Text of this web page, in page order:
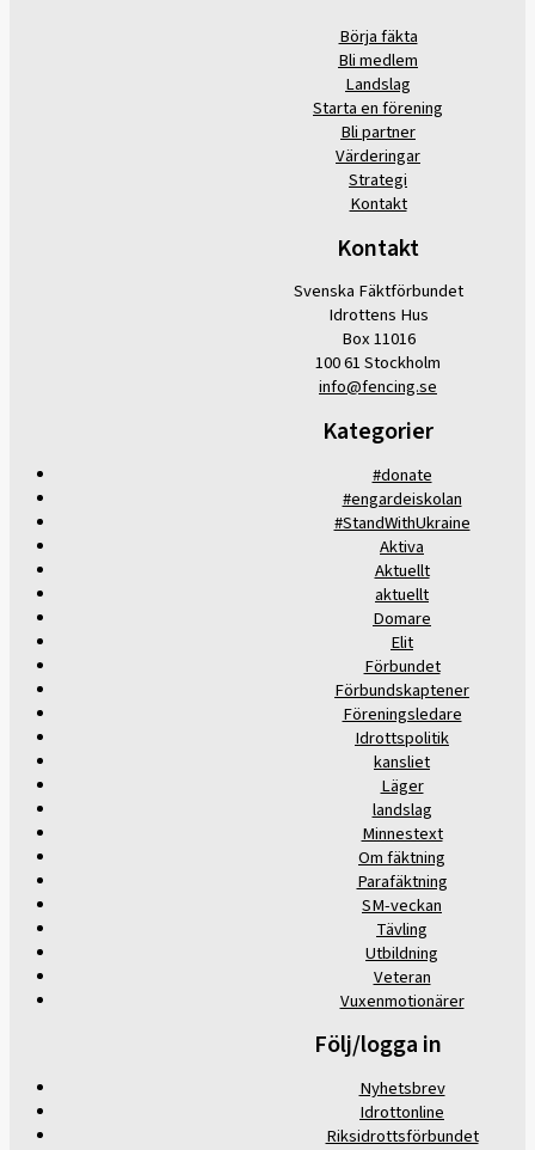
Börja fäkta
Bli medlem
Landslag
Starta en förening
Bli partner
Värderingar
Strategi
Kontakt
Kontakt
Svenska Fäktförbundet
Idrottens Hus
Box 11016
100 61 Stockholm
info@fencing.se
Kategorier
#donate
#engardeiskolan
#StandWithUkraine
Aktiva
Aktuellt
aktuellt
Domare
Elit
Förbundet
Förbundskaptener
Föreningsledare
Idrottspolitik
kansliet
Läger
landslag
Minnestext
Om fäktning
Parafäktning
SM-veckan
Tävling
Utbildning
Veteran
Vuxenmotionärer
Följ/logga in
Nyhetsbrev
Idrottonline
Riksidrottsförbundet